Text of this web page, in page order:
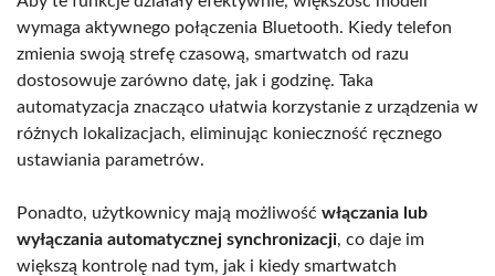
wymaga aktywnego połączenia Bluetooth. Kiedy telefon
zmienia swoją strefę czasową, smartwatch od razu
dostosowuje zarówno datę, jak i godzinę. Taka
automatyzacja znacząco ułatwia korzystanie z urządzenia w
różnych lokalizacjach, eliminując konieczność ręcznego
ustawiania parametrów.
Ponadto, użytkownicy mają możliwość włączania lub
wyłączania automatycznej synchronizacji, co daje im
większą kontrolę nad tym, jak i kiedy smartwatch